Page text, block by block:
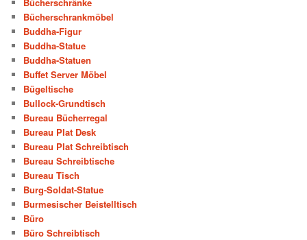
Bücherschrankmöbel
Buddha-Figur
Buddha-Statue
Buddha-Statuen
Buffet Server Möbel
Bügeltische
Bullock-Grundtisch
Bureau Bücherregal
Bureau Plat Desk
Bureau Plat Schreibtisch
Bureau Schreibtische
Bureau Tisch
Burg-Soldat-Statue
Burmesischer Beistelltisch
Büro
Büro Schreibtisch